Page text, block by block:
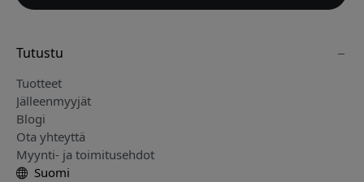
Tutustu
Tuotteet
Jälleenmyyjät
Blogi
Ota yhteyttä
Myynti- ja toimitusehdot
Suomi